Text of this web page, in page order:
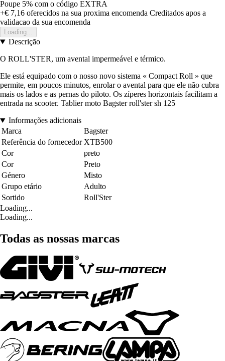
Poupe 5% com o código EXTRA
+€ 7,16 oferecidos na sua proxima encomenda Creditados apos a
validacao da sua encomenda
Loading...
Descrição
O ROLL'STER, um avental impermeável e térmico.
Ele está equipado com o nosso novo sistema « Compact Roll » que
permite, em poucos minutos, enrolar o avental para que ele não cubra
mais os lados e as pernas do piloto. Os zíperes horizontais facilitam a
entrada na scooter. Tablier moto Bagster roll'ster sh 125
Informações adicionais
Marca
Bagster
Referência do fornecedor XTB500
Cor
preto
Cor
Preto
Género
Misto
Grupo etário
Adulto
Sortido
Roll'Ster
Loading...
Loading...
Todas as nossas marcas